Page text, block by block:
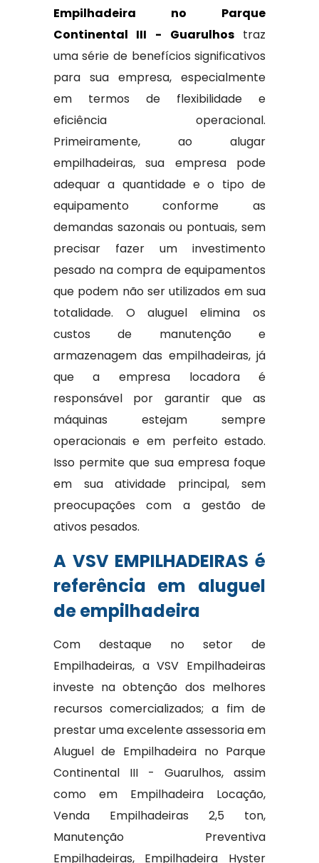
Empilhadeira no Parque
Continental III - Guarulhostraz
uma série de benefícios significativos
para sua empresa, especialmente
em termos de flexibilidade e
eficiência operacional.
Primeiramente, ao alugar
empilhadeiras, sua empresa pode
adequar a quantidade e o tipo de
equipamento conforme as
demandas sazonais ou pontuais, sem
precisar fazer um investimento
pesado na compra de equipamentos
que podem não ser utilizados em sua
totalidade. O aluguel elimina os
custos de manutenção e
armazenagem das empilhadeiras, já
que a empresa locadora é
responsável por garantir que as
máquinas estejam sempre
operacionais e em perfeito estado.
Isso permite que sua empresa foque
em sua atividade principal, sem
preocupações com a gestão de
ativos pesados.
A VSV EMPILHADEIRAS é
referência em aluguel
de empilhadeira
Com destaque no setor de
Empilhadeiras, a VSV Empilhadeiras
investe na obtenção dos melhores
recursos comercializados; a fim de
prestar uma excelente assessoria em
Aluguel de Empilhadeira no Parque
Continental III - Guarulhos, assim
como em Empilhadeira Locação,
Venda Empilhadeiras 2,5 ton,
Manutenção Preventiva
Empilhadeiras, Empilhadeira Hyster